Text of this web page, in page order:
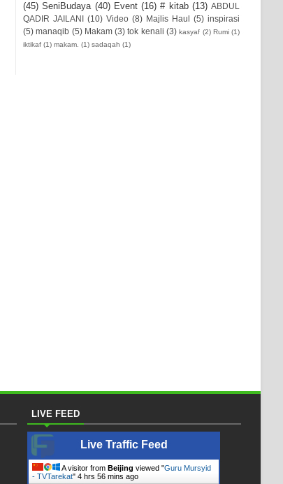
(45) SeniBudaya (40) Event (16) # kitab (13) ABDUL
QADIR JAILANI
(10) Video (8) Majlis Haul (5) inspirasi
(5) manaqib (5) Makam (3) tok kenali (3) kasyaf (2) Rumi (1)
iktikaf (1) makam. (1) sadaqah (1)
LIVE FEED
Live Traffic Feed
A visitor from Beijing viewed "Guru Mursyid
- TVTarekat" 4 hrs 56 mins ago